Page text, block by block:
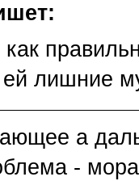
ей лишние
а
-